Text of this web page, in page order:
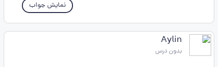
نمایش جواب
𝖠︎𝗒𝗅︎𝗂𝗇︎
بدون درس